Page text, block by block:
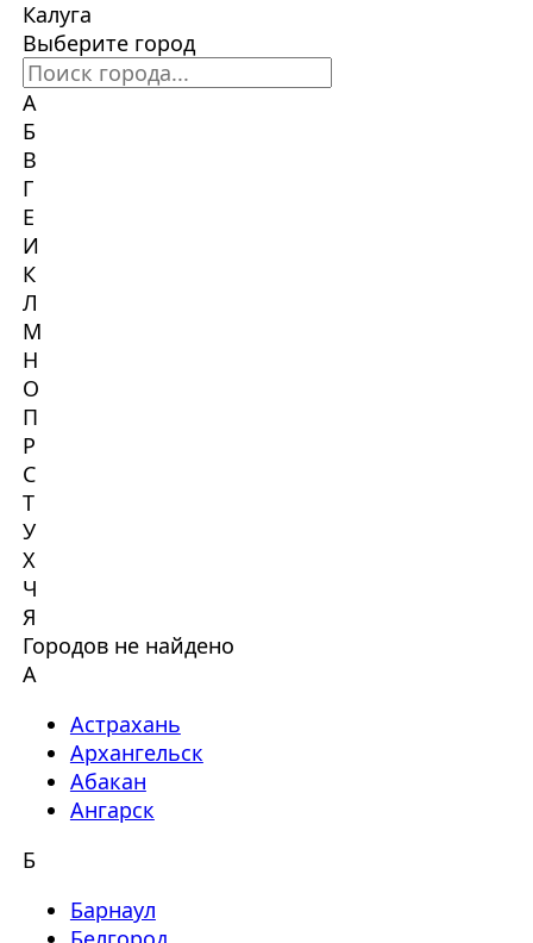
Калуга
Выберите город
А
Б
В
Г
Е
И
К
Л
М
Н
О
П
Р
С
Т
У
Х
Ч
Я
Городов не найдено
А
Астрахань
Архангельск
Абакан
Ангарск
Б
Барнаул